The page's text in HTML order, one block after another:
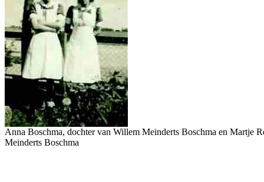
Anna Boschma, dochter van Willem Meinderts Boschma en Martje
Meinderts Boschma